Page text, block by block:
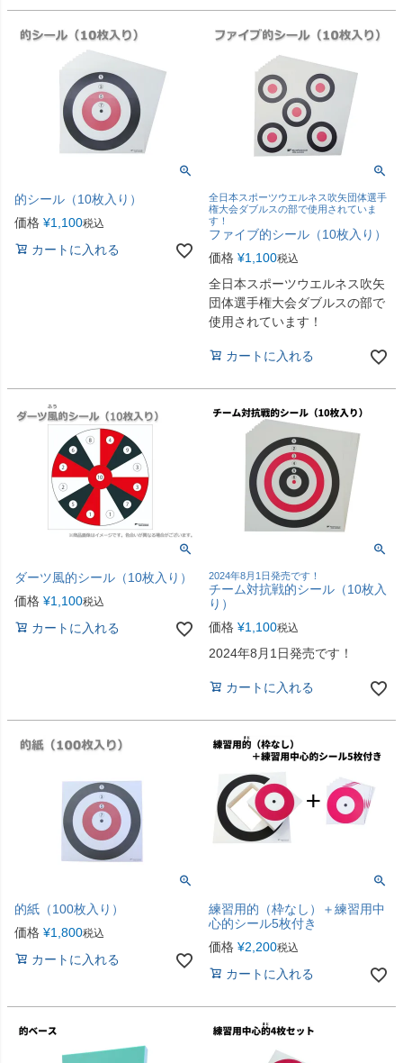
的シール（10枚入り）
価格 ¥1,100税込
カートに入れる
全日本スポーツウエルネス吹矢団体選手
権大会ダブルスの部で使用されていま
す！
ファイブ的シール（10枚入り）
価格 ¥1,100税込
全日本スポーツウエルネス吹矢
団体選手権大会ダブルスの部で
使用されています！
カートに入れる
ダーツ風的シール（10枚入り）
価格 ¥1,100税込
カートに入れる
2024年8月1日発売です！
チーム対抗戦的シール（10枚入
り）
価格 ¥1,100税込
2024年8月1日発売です！
カートに入れる
的紙（100枚入り）
価格 ¥1,800税込
カートに入れる
練習用的（枠なし）＋練習用中
心的シール5枚付き
価格 ¥2,200税込
カートに入れる